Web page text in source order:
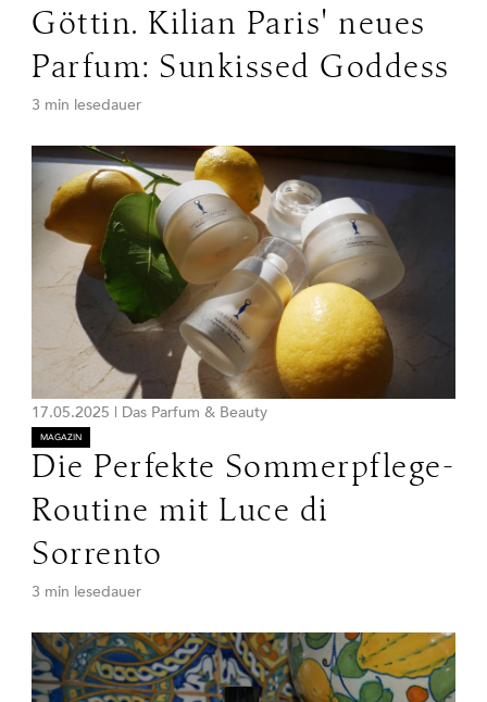
Göttin. Kilian Paris' neues
Parfum: Sunkissed Goddess
3 min lesedauer
17.05.2025 | Das Parfum & Beauty
MAGAZIN
Die Perfekte Sommerpflege-
Routine mit Luce di
Sorrento
3 min lesedauer